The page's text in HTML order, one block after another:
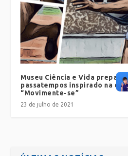
Museu Ciência e Vida prepara
passatempos inspirado na
“Movimente-se”
23 de julho de 2021